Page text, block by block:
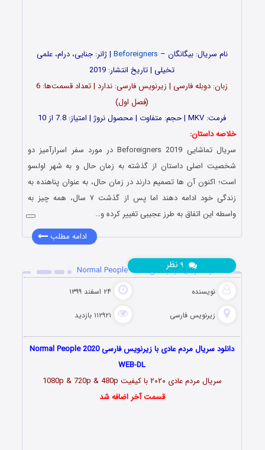
نام سریال: بیگانگان – Beforeigners | ژانر: جنایی، درام، علمی
تخیلی | تاریخ انتشار: 2019
زبان: دوبله فارسی | زیرنویس فارسی: ندارد | تعداد قسمت‌ها: 6
(فصل اول)
فرمت: MKV | حجم: متفاوت | محصول نروژ | امتیاز: 7.8 از 10
خلاصه داستان:
سریال تماشایی Beforeigners 2019 در مورد سفر اسرارآمیز دو
شخصیت اصلی داستان از گذشته به زمان حال و به شهر اولسو
است؛ اکنون آن ها تصمیم دارند در زمان حال، به عنوان پناهنده به
زندگی خود ادامه دهند اما پس از گذشت ۷ سال، همه چیز به
واسطه این اتفاق به طرز عجیبی تغییر کرده و…
ادامه مطلب
دانلود سریال مردم عادی Normal People 2020
نویسنده ۲۴ اسفند ۱۳۹۹
زیرنویس فارسی ۱۱۲۹۲۱ بازدید
نظر
دانلود سریال مردم عادی با زیرنویس فارسی Normal People 2020
WEB-DL
سریال مردم عادی ۲۰۲۰با کیفیت 1080p & 720p & 480p
قسمت آخر اضافه شد